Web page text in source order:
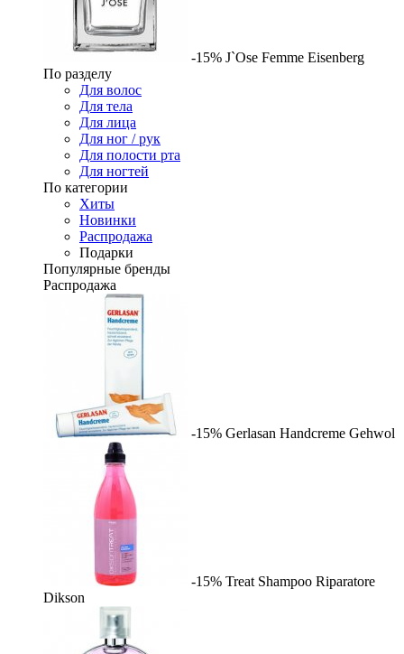
-15% J`Ose Femme Eisenberg
По разделу
Для волос
Для тела
Для лица
Для ног / рук
Для полости рта
Для ногтей
По категории
Хиты
Новинки
Распродажа
Подарки
Популярные бренды
Распродажа
-15% Gerlasan Handcreme Gehwol
-15% Treat Shampoo Riparatore
Dikson